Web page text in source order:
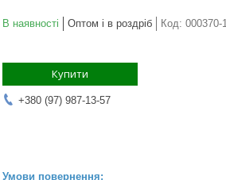
В наявності Оптом і в роздріб Код: 000370-
Купити
+380 (97) 987-13-57